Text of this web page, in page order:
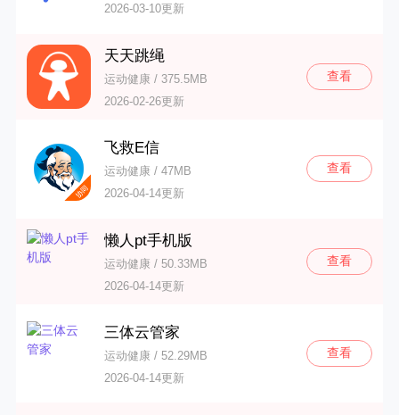
2026-03-10更新
天天跳绳
运动健康 / 375.5MB
2026-02-26更新
查看
飞救E信
运动健康 / 47MB
2026-04-14更新
查看
懒人pt手机版
运动健康 / 50.33MB
2026-04-14更新
查看
三体云管家
运动健康 / 52.29MB
2026-04-14更新
查看